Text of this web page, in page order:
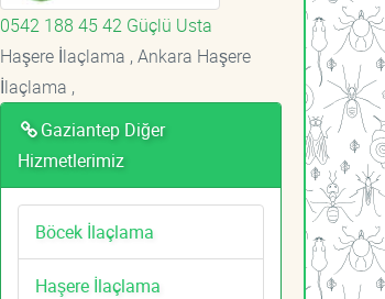
0542 188 45 42 Güçlü Usta
Haşere İlaçlama , Ankara Haşere
İlaçlama ,
Gaziantep Diğer
Hizmetlerimiz
Böcek İlaçlama
Haşere İlaçlama